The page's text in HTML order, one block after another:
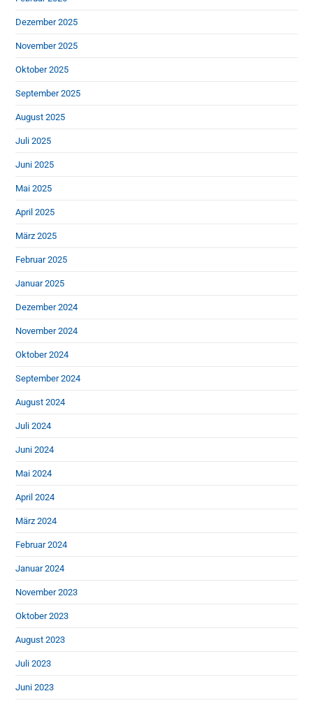
Dezember 2025
November 2025
Oktober 2025
September 2025
August 2025
Juli 2025
Juni 2025
Mai 2025
April 2025
März 2025
Februar 2025
Januar 2025
Dezember 2024
November 2024
Oktober 2024
September 2024
August 2024
Juli 2024
Juni 2024
Mai 2024
April 2024
März 2024
Februar 2024
Januar 2024
November 2023
Oktober 2023
August 2023
Juli 2023
Juni 2023